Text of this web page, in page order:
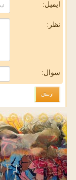
ایمیل:
نظر:
سوال: